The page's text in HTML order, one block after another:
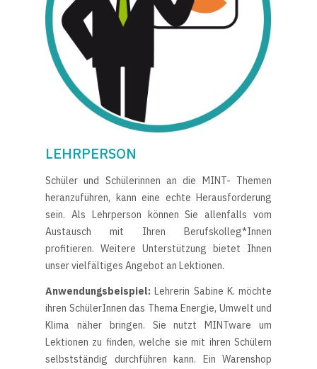
LEHRPERSON
Schüler und Schülerinnen an die MINT- Themen
heranzuführen, kann eine echte Herausforderung
sein. Als Lehrperson können Sie allenfalls vom
Austausch mit Ihren Berufskolleg*Innen
profitieren. Weitere Unterstützung bietet Ihnen
unser vielfältiges Angebot an Lektionen.
Anwendungsbeispiel: Lehrerin Sabine K. möchte
ihren SchülerInnen das Thema Energie, Umwelt und
Klima näher bringen. Sie nutzt MINTware um
Lektionen zu finden, welche sie mit ihren Schülern
selbstständig durchführen kann. Ein Warenshop